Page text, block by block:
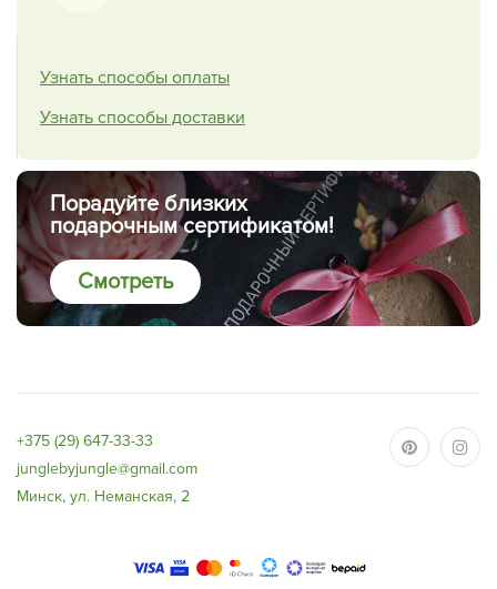
Узнать способы оплаты
Узнать способы доставки
Порадуйте близких
подарочным сертификатом!
Смотреть
+375 (29) 647-33-33
junglebyjungle@gmail.com
Минск, ул. Неманская, 2